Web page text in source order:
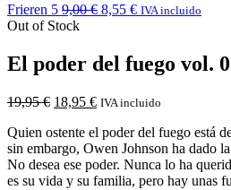
Frieren 5 9,00€ 8,55 € IVA incluido
Out of Stock
El poder del fuego vol.
19,95€ 18,95 € IVA incluido
Quien ostente el poder del fuego está
sin embargo, Owen Johnson ha dado
No desea ese poder. Nunca lo ha
es su vida y su familia, pero hay unas